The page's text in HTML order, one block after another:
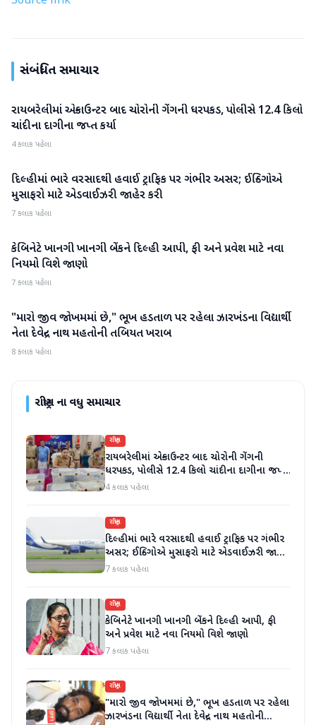
સંબંધિત સમાચાર
રાષ્ટ્રીય
રાયબરેલીમાં એન્કાઉન્ટર બાદ ચોરોની ગેંગની ધરપકડ, પોલીસે 12.4 કિલો
ચાંદીના દાગીના જપ્ત કર્યા
4 કલાક પહેલા
રાષ્ટ્રીય
દિલ્હીમાં ભારે વરસાદથી હવાઈ ટ્રાફિક પર ગંભીર અસર; ઈન્ડિગોએ
મુસાફરો માટે એડવાઈઝરી જાહેર કરી
7 કલાક પહેલા
રાષ્ટ્રીય
કેબિનેટે ખાનગી ખાનગી બેંકને દિલ્હી આપી, ફી અને પ્રવેશ માટે નવા
નિયમો વિશે જાણો
7 કલાક પહેલા
રાષ્ટ્રીય
"મારો જીવ જોખમમાં છે," ભૂખ હડતાળ પર રહેલા ઝારખંડના વિદ્યાર્થી
નેતા દેવેન્દ્ર નાથ મહતોની તબિયત ખરાબ
8 કલાક પહેલા
રાષ્ટ્રીયના વધુ સમાચાર
રાષ્ટ્રીય
રાયબરેલીમાં એન્કાઉન્ટર બાદ ચોરોની ગેંગની
ધરપકડ, પોલીસે 12.4 કિલો ચાંદીના દાગીના જપ્ત
કર્યા
4 કલાક પહેલા
રાષ્ટ્રીય
દિલ્હીમાં ભારે વરસાદથી હવાઈ ટ્રાફિક પર ગંભીર
અસર; ઈન્ડિગોએ મુસાફરો માટે એડવાઈઝરી જાહેર
કરી
7 કલાક પહેલા
રાષ્ટ્રીય
કેબિનેટે ખાનગી ખાનગી બેંકને દિલ્હી આપી, ફી
અને પ્રવેશ માટે નવા નિયમો વિશે જાણો
7 કલાક પહેલા
રાષ્ટ્રીય
"મારો જીવ જોખમમાં છે," ભૂખ હડતાળ પર રહેલા
ઝારખંડના વિદ્યાર્થી નેતા દેવેન્દ્ર નાથ મહતોની